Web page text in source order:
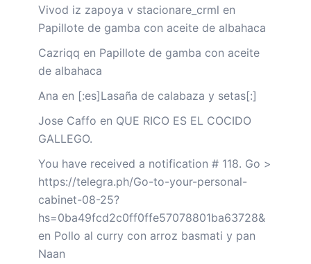
Vivod iz zapoya v stacionare_crml en
Papillote de gamba con aceite de albahaca
Cazriqq en Papillote de gamba con aceite
de albahaca
Ana en [:es]Lasaña de calabaza y setas[:]
Jose Caffo en QUE RICO ES EL COCIDO
GALLEGO.
You have received a notification # 118. Go >
https://telegra.ph/Go-to-your-personal-
cabinet-08-25?
hs=0ba49fcd2c0ff0ffe57078801ba63728&
en Pollo al curry con arroz basmati y pan
Naan